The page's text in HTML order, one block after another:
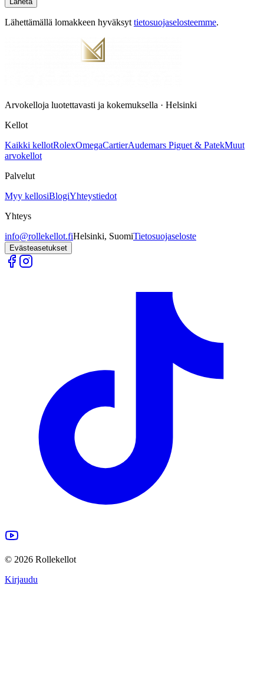
Lähettämällä lomakkeen hyväksyt tietosuojaselosteemme.
Arvokelloja luotettavasti ja kokemuksella · Helsinki
Kellot
Kaikki kellotRolexOmegaCartierAudemars Piguet & PatekMuut
arvokellot
Palvelut
Myy kellosiBlogiYhteystiedot
Yhteys
info@rollekellot.fiHelsinki, SuomiTietosuojaseloste
Evästeasetukset
© 2026 Rollekellot
Kirjaudu